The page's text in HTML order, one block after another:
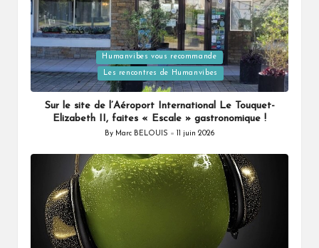
Posted
in
Humanvibes vous recommande
Les rencontres de Humanvibes
Sur le site de l’Aéroport International Le Touquet-
Elizabeth II, faites « Escale » gastronomique !
Posted
By Marc BELOUIS 11 juin 2026